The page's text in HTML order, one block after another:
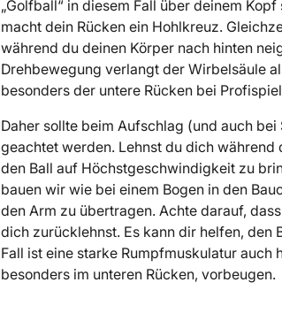
„Golfball“ in diesem Fall über deinem
macht dein Rücken ein Hohlkreuz.
während du deinen Körper nach hinten
Drehbewegung verlangt der Wirbelsäule
besonders der untere Rücken bei
Daher sollte beim Aufschlag (und auch
geachtet werden. Lehnst du dich
den Ball auf Höchstgeschwindigkeit zu
bauen wir wie bei einem Bogen in den
den Arm zu übertragen. Achte darauf,
dich zurücklehnst. Es kann dir helfen, den
Fall ist eine starke Rumpfmuskulatur
besonders im unteren Rücken, vorbeugen.